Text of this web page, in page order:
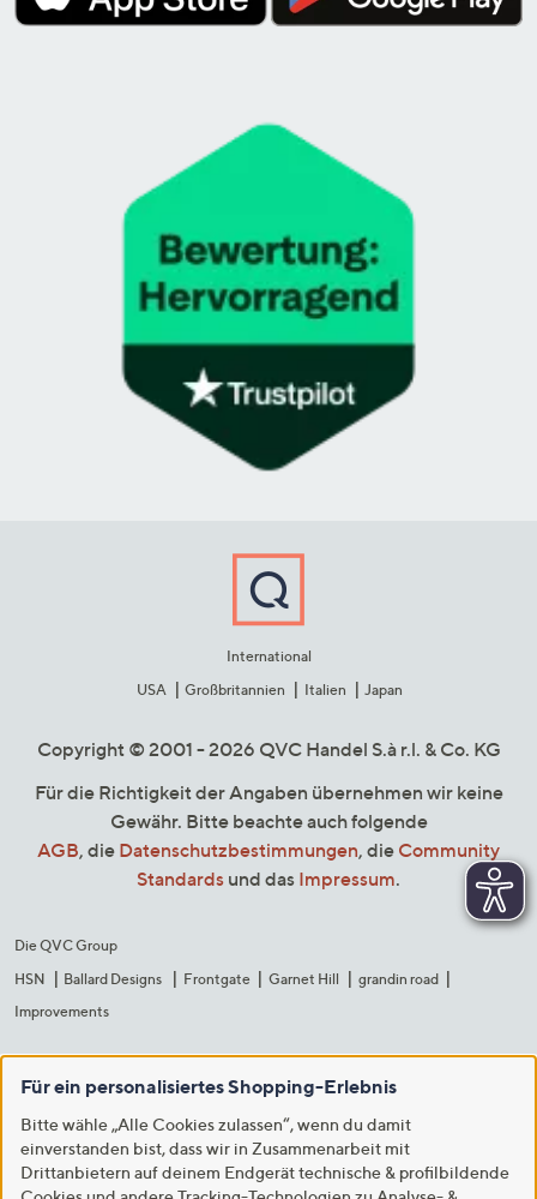
International
USA
Großbritannien Italien Japan
Copyright © 2001 - 2026 QVC Handel S.à r.l. & Co. KG
Für die Richtigkeit der Angaben übernehmen wir keine
Gewähr. Bitte beachte auch folgende
AGB, die Datenschutzbestimmungen, die Community
Standards und das Impressum.
Die QVC Group
HSN
Ballard Designs Frontgate Garnet Hill
grandin road
Improvements
Für ein personalisiertes Shopping-Erlebnis
Bitte wähle „Alle Cookies zulassen“, wenn du damit
einverstanden bist, dass wir in Zusammenarbeit mit
Drittanbietern auf deinem Endgerät technische & profilbildende